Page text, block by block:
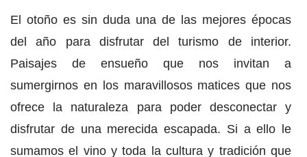
El otoño es sin duda una de las mejores épocas
del año para disfrutar del turismo de interior.
Paisajes de ensueño que nos invitan a
sumergirnos en los maravillosos matices que nos
ofrece la naturaleza para poder desconectar y
disfrutar de una merecida escapada. Si a ello le
sumamos el vino y toda la cultura y tradición que